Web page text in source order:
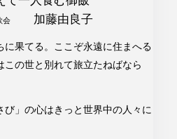
加藤由良子
に果てる。ここぞ永遠に住まへる
の世と別れて旅立たねばなら
び」の心はきっと世界中の人々に